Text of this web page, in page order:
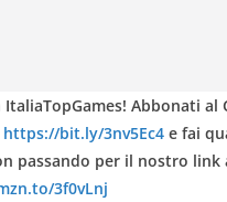
Abbonati al
https://bit.ly/3nv5Ec4 e fai
passando per il nostro link
3f0vLnj